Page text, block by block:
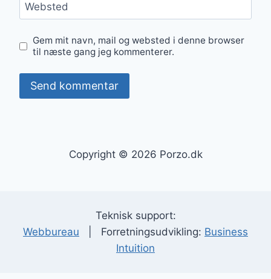
Websted
Gem mit navn, mail og websted i denne browser
til næste gang jeg kommenterer.
Copyright © 2026 Porzo.dk
Teknisk support:
Webbureau | Forretningsudvikling: Business
Intuition